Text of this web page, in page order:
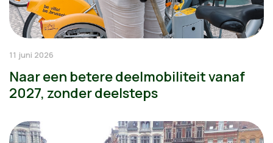
11 juni 2026
Naar een betere deelmobiliteit vanaf
2027, zonder deelsteps